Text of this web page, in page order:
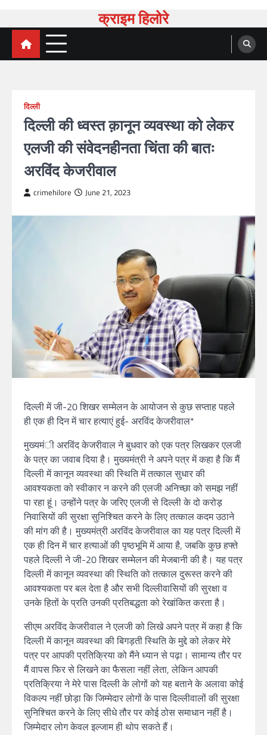
क्राइम हिलोरे
दिल्ली
दिल्ली की ध्वस्त क़ानून व्यवस्था को लेकर
एलजी की संवेदनहीनता चिंता की बातः
अरविंद केजरीवाल
crimehilore June 21, 2023
दिल्ली में जी-20 शिखर सम्मेलन के आयोजन से कुछ सप्ताह पहले
ही एक ही दिन में चार हत्याएं हुई- अरविंद केजरीवाल*
मुख्यमंी अरविंद केजरीवाल ने बुधवार को एक पत्र लिखकर एलजी
के पत्र का जवाब दिया है। मुख्यमंत्री ने अपने पत्र में कहा है कि मैं
दिल्ली में कानून व्यवस्था की स्थिति में तत्काल सुधार की
आवश्यकता को स्वीकार न करने की एलजी अनिच्छा को समझ नहीं
पा रहा हूं। उन्होंने पत्र के जरिए एलजी से दिल्ली के दो करोड़
निवासियों की सुरक्षा सुनिश्चित करने के लिए तत्काल कदम उठाने
की मांग की है। मुख्यमंत्री अरविंद केजरीवाल का यह पत्र दिल्ली में
एक ही दिन में चार हत्याओं की पृष्ठभूमि में आया है, जबकि कुछ हफ्ते
पहले दिल्ली ने जी-20 शिखर सम्मेलन की मेजबानी की है। यह पत्र
दिल्ली में कानून व्यवस्था की स्थिति को तत्काल दुरूस्त करने की
आवश्यकता पर बल देता है और सभी दिल्लीवासियों की सुरक्षा व
उनके हितों के प्रति उनकी प्रतिबद्धता को रेखांकित करता है।
सीएम अरविंद केजरीवाल ने एलजी को लिखे अपने पत्र में कहा है कि
दिल्ली में कानून व्यवस्था की बिगड़ती स्थिति के मुद्दे को लेकर मेरे
पत्र पर आपकी प्रतिक्रिया को मैंने ध्यान से पढ़ा। सामान्य तौर पर
मैं वापस फिर से लिखने का फैसला नहीं लेता, लेकिन आपकी
प्रतिक्रिया ने मेरे पास दिल्ली के लोगों को यह बताने के अलावा कोई
विकल्प नहीं छोड़ा कि जिम्मेदार लोगों के पास दिल्लीवालों की सुरक्षा
सुनिश्चित करने के लिए सीधे तौर पर कोई ठोस समाधान नहीं है।
जिम्मेदार लोग केवल इल्जाम ही थोप सकते हैं।